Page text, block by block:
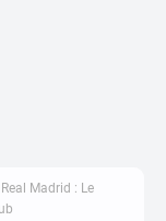
Madrid : Le